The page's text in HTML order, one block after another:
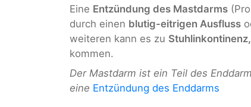
Eine Entzündung des Mastdarms
durch einen blutig-eitrigen Ausfluss
weiteren kann es zu
kommen.
Der Mastdarm ist ein Teil des
eine Entzündung des Enddarms